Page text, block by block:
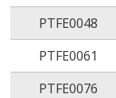
銅腐食性
難燃性
PTFE0048
PTFE0061
PTFE0076